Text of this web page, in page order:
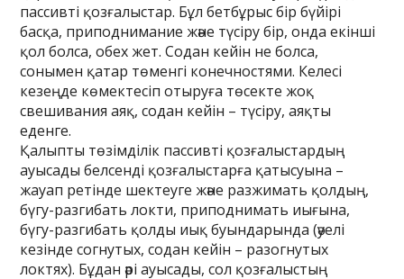
пассивті қозғалыстар. Бұл бетбұрыс бір бүйірі
басқа, приподнимание және түсіру бір, онда екінші
қол болса, обех жет. Содан кейін не болса,
сонымен қатар төменгі конечностями. Келесі
кезеңде көмектесіп отыруға төсекте жоқ
свешивания аяқ, содан кейін – түсіру, аяқты
еденге.
Қалыпты төзімділік пассивті қозғалыстардың
ауысады белсенді қозғалыстарға қатысуына –
жауап ретінде шектеуге және разжимать қолдың,
бүгу-разгибать локти, приподнимать иығына,
бүгу-разгибать қолды иық буындарында (әуелі
кезінде согнутых, содан кейін – разогнутых
локтях). Бұдан әрі ауысады, сол қозғалыстың